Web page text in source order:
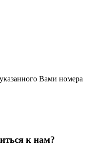
Вами номера
к нам?